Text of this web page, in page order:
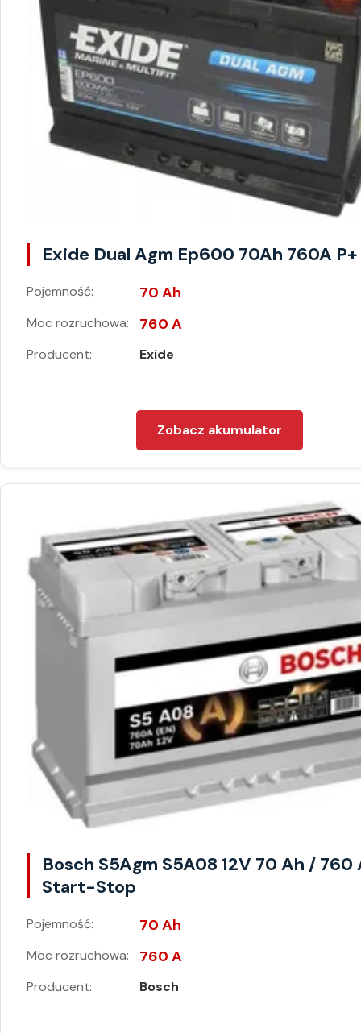
Exide Dual Agm Ep600 70Ah 760A P+
Pojemność: 70 Ah
Moc rozruchowa: 760 A
Producent: Exide
Zobacz akumulator
Bosch S5Agm S5A08 12V 70 Ah / 760
Start-Stop
Pojemność: 70 Ah
Moc rozruchowa: 760 A
Producent: Bosch